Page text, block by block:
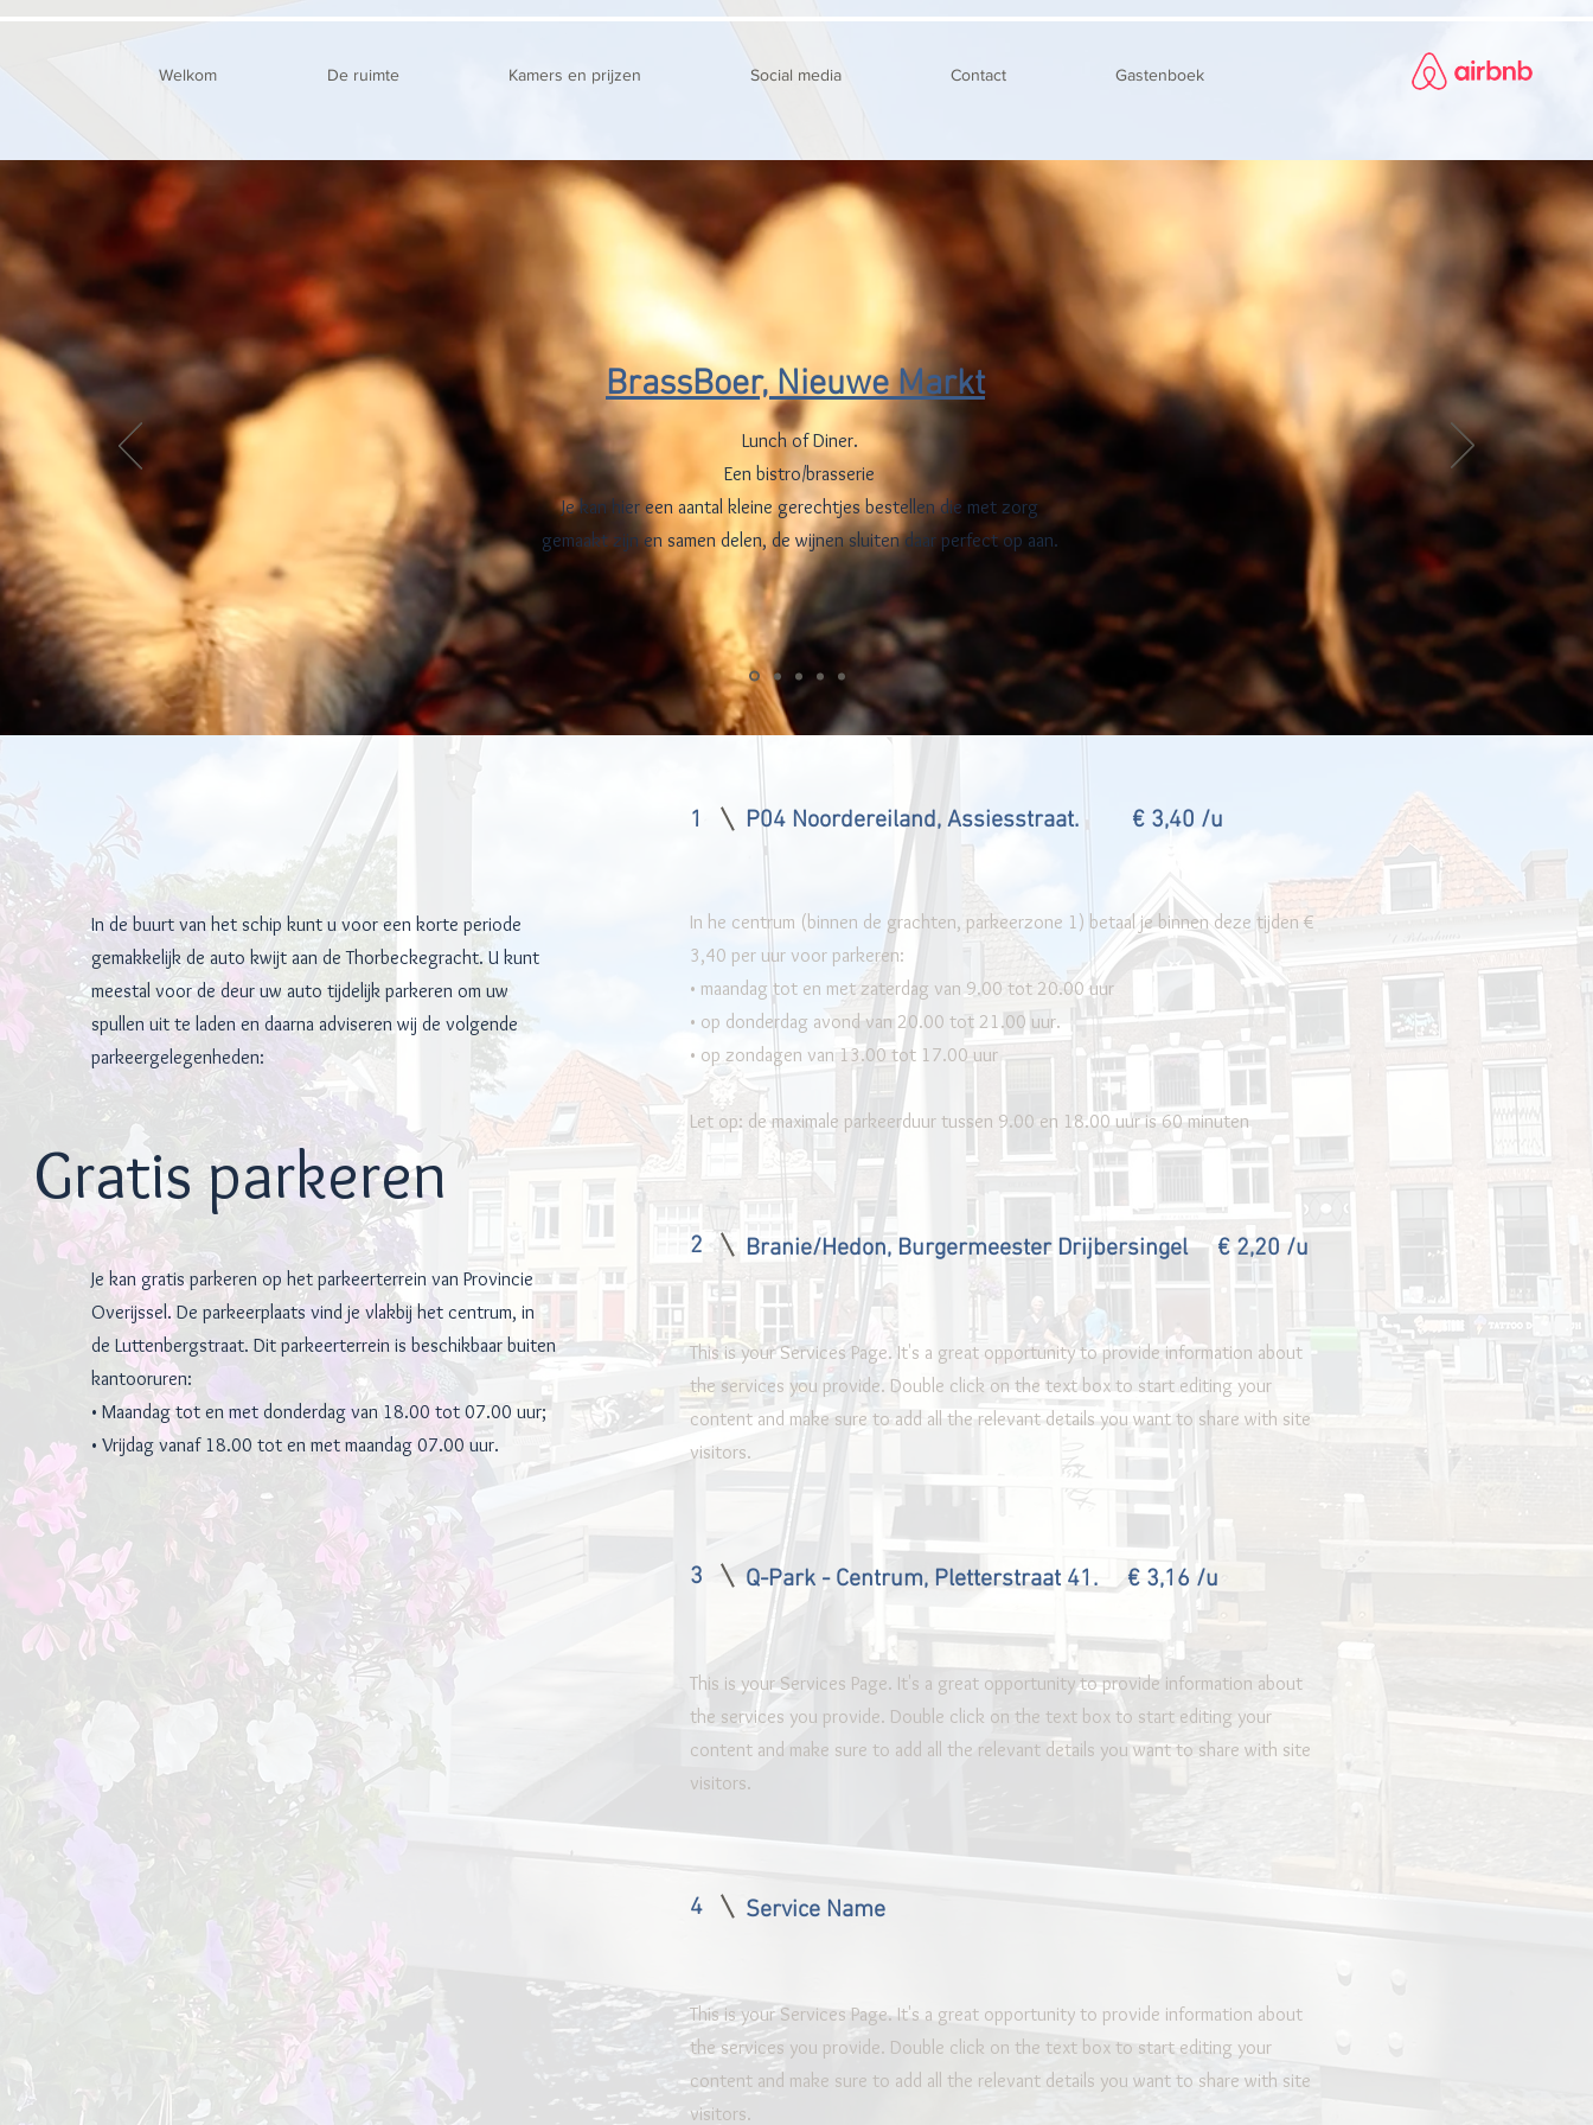
Welkom De ruimte Kamers en prijzen Social media Contact Gastenboek
BrassBoer, Nieuwe Markt
Lunch of Diner.
Een bistro/brasserie
Je kan hier een aantal kleine gerechtjes bestellen die met zorg
gemaakt zijn en samen delen, de wijnen sluiten daar perfect op aan.
In de buurt van het schip kunt u voor een korte periode
gemakkelijk de auto kwijt aan de Thorbeckegracht. U kunt
meestal voor de deur uw auto tijdelijk parkeren om uw
spullen uit te laden en daarna adviseren wij de volgende
parkeergelegenheden:
Gratis parkeren
Je kan gratis parkeren op het parkeerterrein van Provincie
Overijssel. De parkeerplaats vind je vlakbij het centrum, in
de Luttenbergstraat. Dit parkeerterrein is beschikbaar buiten
kantooruren:
• Maandag tot en met donderdag van 18.00 tot 07.00 uur;
• Vrijdag vanaf 18.00 tot en met maandag 07.00 uur.
1 P04 Noordereiland, Assiesstraat. € 3,40 /u
In he centrum (binnen de grachten, parkeerzone 1) betaal je binnen deze tijden €
3,40 per uur voor parkeren:
• maandag tot en met zaterdag van 9.00 tot 20.00 uur
• op donderdag avond van 20.00 tot 21.00 uur.
• op zondagen van 13.00 tot 17.00 uur
Let op: de maximale parkeerduur tussen 9.00 en 18.00 uur is 60 minuten
2 Branie/Hedon, Burgermeester Drijbersingel € 2,20 /u
This is your Services Page. It's a great opportunity to provide information about
the services you provide. Double click on the text box to start editing your
content and make sure to add all the relevant details you want to share with site
visitors.
3 Q-Park - Centrum, Pletterstraat 41. € 3,16 /u
This is your Services Page. It's a great opportunity to provide information about
the services you provide. Double click on the text box to start editing your
content and make sure to add all the relevant details you want to share with site
visitors.
4 Service Name
This is your Services Page. It's a great opportunity to provide information about
the services you provide. Double click on the text box to start editing your
content and make sure to add all the relevant details you want to share with site
visitors.